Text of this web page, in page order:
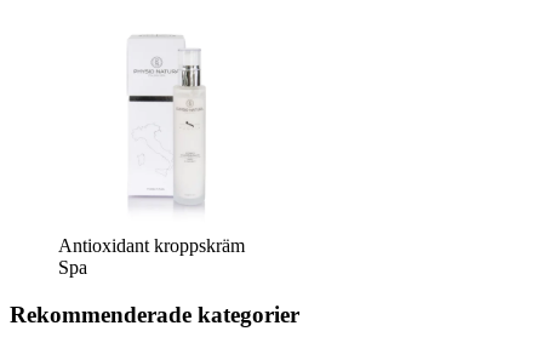
Antioxidant kroppskräm
Spa
Rekommenderade kategorier